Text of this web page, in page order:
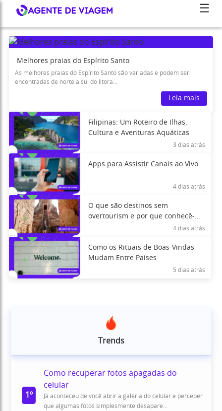
☰
Melhores praias do Espírito Santo
As melhores praias do Espírito Santo são variadas e podem ser
encontradas de norte a sul do litora...
Leia mais
Filipinas: Um Roteiro de Ilhas,
Cultura e Aventuras Aquáticas
3 dias atrás
Apps para Assistir Canais ao Vivo
4 dias atrás
O que são destinos sem
overtourism e por que conhecê-
4 dias atrás
Como os Rituais de Boas-Vindas
Mudam Entre Países
5 dias atrás
Trends
1º
Como recuperar fotos apagadas do
celular
Já aconteceu de você abrir a galeria do celular e perceber
que algumas fotos simplesmente desapare...